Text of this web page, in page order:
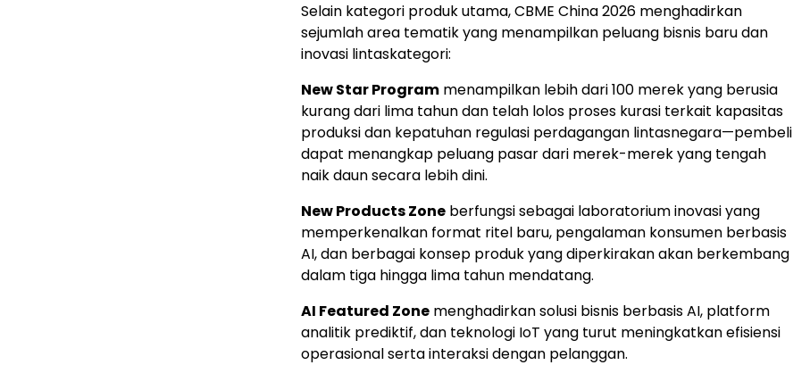
Selain kategori produk utama, CBME China 2026 menghadirkan
sejumlah area tematik yang menampilkan peluang bisnis baru dan
inovasi lintaskategori:
New Star Program menampilkan lebih dari 100 merek yang berusia
kurang dari lima tahun dan telah lolos proses kurasi terkait kapasitas
produksi dan kepatuhan regulasi perdagangan lintasnegara—pembeli
dapat menangkap peluang pasar dari merek-merek yang tengah
naik daun secara lebih dini.
New Products Zone berfungsi sebagai laboratorium inovasi yang
memperkenalkan format ritel baru, pengalaman konsumen berbasis
AI, dan berbagai konsep produk yang diperkirakan akan berkembang
dalam tiga hingga lima tahun mendatang.
AI Featured Zone menghadirkan solusi bisnis berbasis AI, platform
analitik prediktif, dan teknologi IoT yang turut meningkatkan efisiensi
operasional serta interaksi dengan pelanggan.